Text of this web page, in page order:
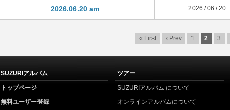
2026.06.20 am 2026 / 06 / 20
« First ‹ Prev 1 2 3
SUZURIアルバム
トップページ
無料ユーザー登録
ツアー
SUZURIアルバム について
オンラインアルバムについて